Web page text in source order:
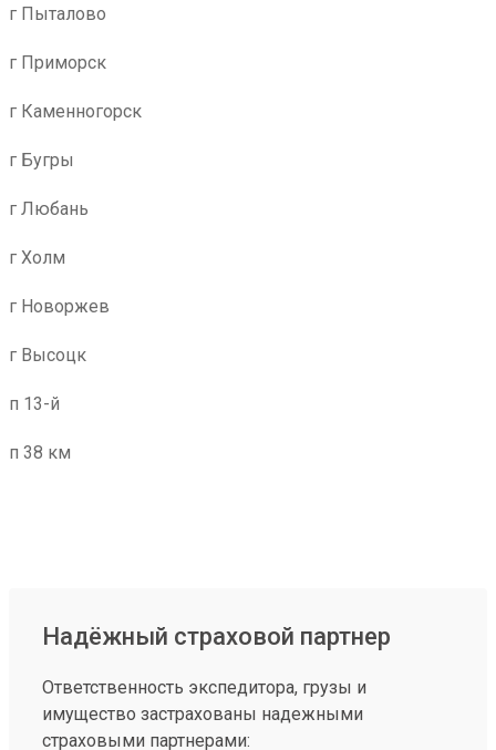
г Пыталово
г Приморск
г Каменногорск
г Бугры
г Любань
г Холм
г Новоржев
г Высоцк
п 13-й
п 38 км
Надёжный страховой партнер
Ответственность экспедитора, грузы и
имущество застрахованы надежными
страховыми партнерами: